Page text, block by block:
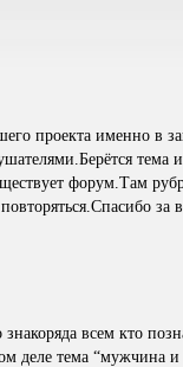
проекта именно в
тема
форум.Там
за
всем кто
деле тема “мужчина